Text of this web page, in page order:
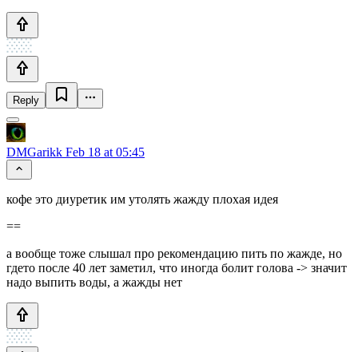
Reply
DMGarikk Feb 18 at 05:45
кофе это диуретик им утолять жажду плохая идея
==
а вообще тоже слышал про рекомендацию пить по жажде, но
гдето после 40 лет заметил, что иногда болит голова -> значит
надо выпить воды, а жажды нет